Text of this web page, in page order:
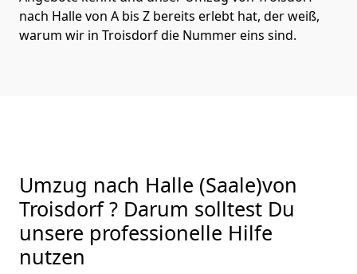
nach Halle von A bis Z bereits erlebt hat, der weiß,
warum wir in Troisdorf die Nummer eins sind.
Umzug nach Halle (Saale)von
Troisdorf ? Darum solltest Du
unsere professionelle Hilfe
nutzen